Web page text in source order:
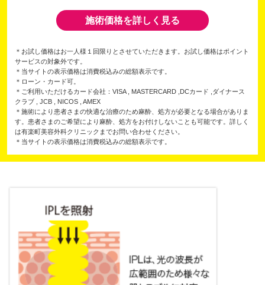
施術価格を詳しく見る
＊お試し価格はお一人様１回限りとさせていただきます。お試し価格はポイント
サービスの対象外です。
＊当サイトの表示価格は消費税込みの総額表示です。
＊ローン・カード可。
＊ご利用いただけるカード会社：VISA , MASTERCARD ,DCカード ,ダイナース
クラブ , JCB , NICOS , AMEX
＊施術により患者さまの快適な治療のため麻酔、処方が必要となる場合がありま
す。患者さまのご希望により麻酔、処方をお付けしないことも可能です。詳しく
は有楽町美容外科クリニックまでお問い合わせください。
＊当サイトの表示価格は消費税込みの総額表示です。